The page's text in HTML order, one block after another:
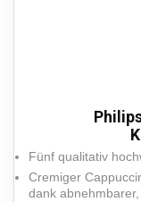
Fünf qualitativ
Cremiger
dank